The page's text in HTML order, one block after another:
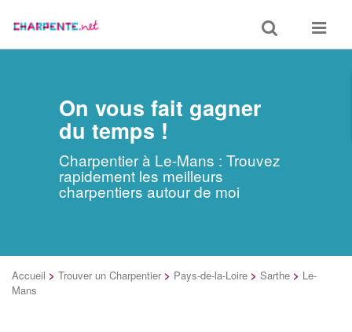
Toggle
search
Toggle
On vous fait gagner
du temps !
Charpentier à Le-Mans : Trouvez
rapidement les meilleurs
charpentiers autour de moi
Accueil > Trouver un Charpentier > Pays-de-la-Loire > Sarthe > Le-
Mans